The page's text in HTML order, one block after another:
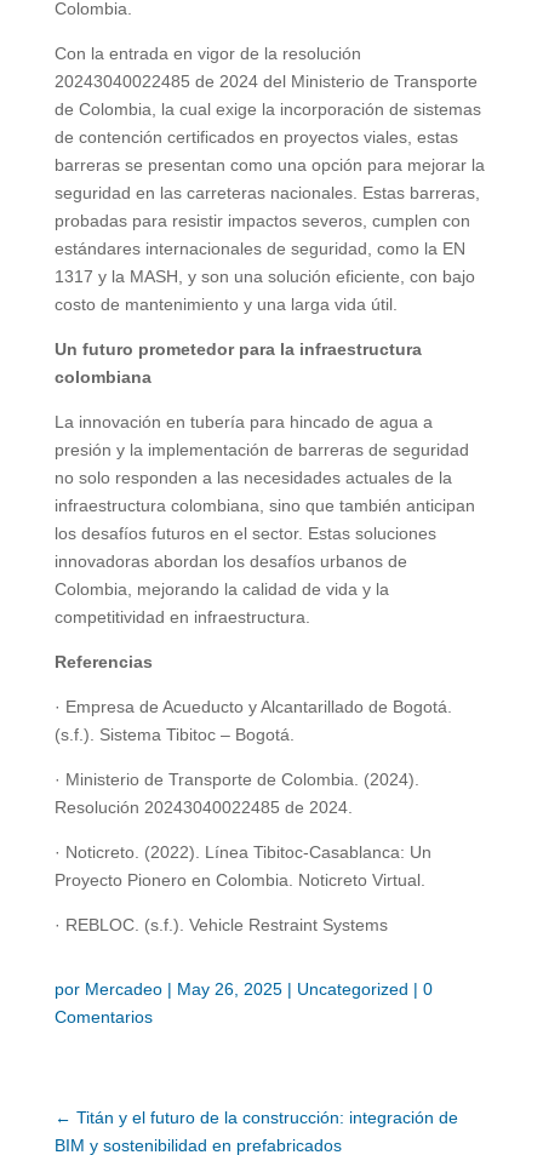
Colombia.
Con la entrada en vigor de la resolución
20243040022485 de 2024 del Ministerio de Transporte
de Colombia, la cual exige la incorporación de sistemas
de contención certificados en proyectos viales, estas
barreras se presentan como una opción para mejorar la
seguridad en las carreteras nacionales. Estas barreras,
probadas para resistir impactos severos, cumplen con
estándares internacionales de seguridad, como la EN
1317 y la MASH, y son una solución eficiente, con bajo
costo de mantenimiento y una larga vida útil.
Un futuro prometedor para la infraestructura
colombiana
La innovación en tubería para hincado de agua a
presión y la implementación de barreras de seguridad
no solo responden a las necesidades actuales de la
infraestructura colombiana, sino que también anticipan
los desafíos futuros en el sector. Estas soluciones
innovadoras abordan los desafíos urbanos de
Colombia, mejorando la calidad de vida y la
competitividad en infraestructura.
Referencias
· Empresa de Acueducto y Alcantarillado de Bogotá.
(s.f.). Sistema Tibitoc – Bogotá.
· Ministerio de Transporte de Colombia. (2024).
Resolución 20243040022485 de 2024.
· Noticreto. (2022). Línea Tibitoc-Casablanca: Un
Proyecto Pionero en Colombia. Noticreto Virtual.
· REBLOC. (s.f.). Vehicle Restraint Systems
por Mercadeo| May 26, 2025| Uncategorized | 0
Comentarios
← Titán y el futuro de la construcción: integración de
BIM y sostenibilidad en prefabricados